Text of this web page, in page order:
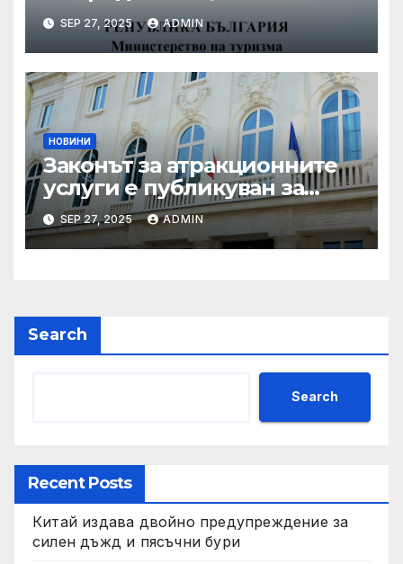
координирани проверки
през летния сезон
SEP 27, 2025 ADMIN
НОВИНИ
Законът за атракционните
услуги е публикуван за
обществено обсъждане
SEP 27, 2025 ADMIN
Search
Search
Recent Posts
Китай издава двойно предупреждение за
силен дъжд и пясъчни бури